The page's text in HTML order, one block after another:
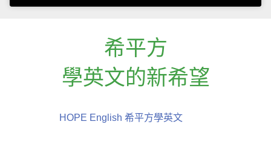
希平方
學英文的新希望
HOPE English 希平方學英文